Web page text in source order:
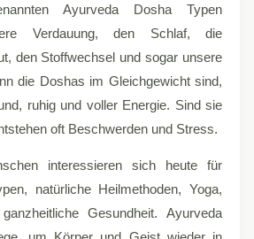
Ayurveda Dosha Typen
Verdauung, den Schlaf, die
den Stoffwechsel und sogar unsere
die Doshas im Gleichgewicht sind,
ruhig und voller Energie. Sind sie
oft Beschwerden und Stress.
interessieren sich heute für
natürliche Heilmethoden, Yoga,
Gesundheit. Ayurveda